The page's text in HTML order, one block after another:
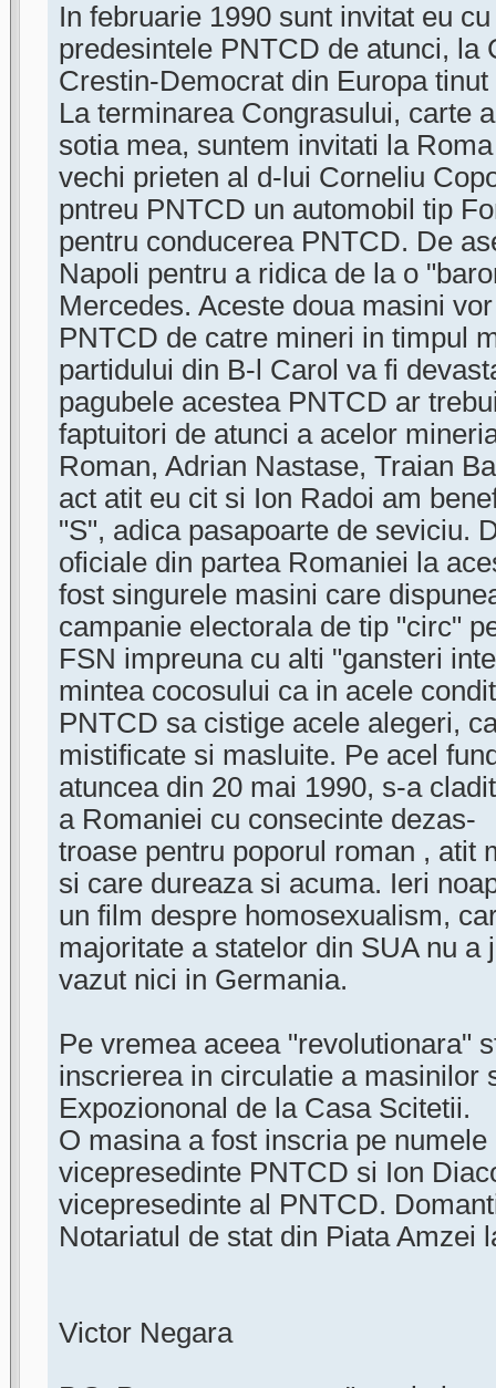
In februarie 1990 sunt invitat eu
predesintele PNTCD de atunci, la
Crestin-Democrat din Europa
La terminarea Congrasului, carte
sotia mea, suntem invitati la
vechi prieten al d-lui Corneliu
pntreu PNTCD un automobil tip
pentru conducerea PNTCD. De
Napoli pentru a ridica de la o
Mercedes. Aceste doua masini
PNTCD de catre mineri in timpul
partidului din B-l Carol va fi
pagubele acestea PNTCD ar
faptuitori de atunci a acelor
Roman, Adrian Nastase, Traian
act atit eu cit si Ion Radoi am
"S", adica pasapoarte de seviciu.
oficiale din partea Romaniei la
fost singurele masini care
campanie electorala de tip "circ"
FSN impreuna cu alti "gansteri
mintea cocosului ca in acele
PNTCD sa cistige acele alegeri,
mistificate si masluite. Pe acel
atuncea din 20 mai 1990, s-a
a Romaniei cu consecinte dezas-
troase pentru poporul roman , atit
si care dureaza si acuma. Ieri
un film despre homosexualism,
majoritate a statelor din SUA nu a
vazut nici in Germania.
Pe vremea aceea "revolutionara"
inscrierea in circulatie a masinilor
Expoziononal de la Casa Scitetii.
O masina a fost inscria pe numele
vicepresedinte PNTCD si Ion
vicepresedinte al PNTCD.
Notariatul de stat din Piata Amzei
Victor Negara